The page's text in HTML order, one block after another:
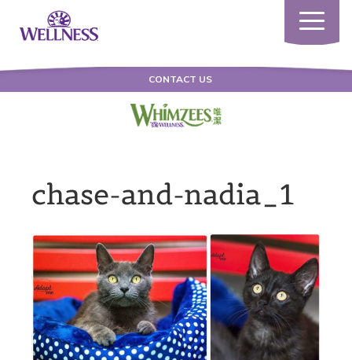
Toggle
CONTACT US
chase-and-nadia_1